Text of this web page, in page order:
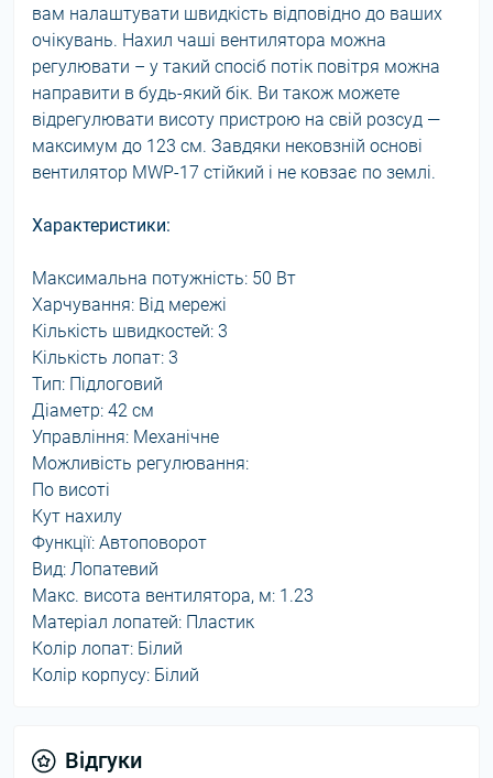
вам налаштувати швидкість відповідно до ваших
очікувань. Нахил чаші вентилятора можна
регулювати – у такий спосіб потік повітря можна
направити в будь-який бік. Ви також можете
відрегулювати висоту пристрою на свій розсуд —
максимум до 123 см. Завдяки нековзній основі
вентилятор MWP-17 стійкий і не ковзає по землі.
Характеристики:
Максимальна потужність: 50 Вт
Харчування: Від мережі
Кількість швидкостей: 3
Кількість лопат: 3
Тип: Підлоговий
Діаметр: 42 см
Управління: Механічне
Можливість регулювання:
По висоті
Кут нахилу
Функції: Автоповорот
Вид: Лопатевий
Макс. висота вентилятора, м: 1.23
Матеріал лопатей: Пластик
Колір лопат: Білий
Колір корпусу: Білий
Відгуки